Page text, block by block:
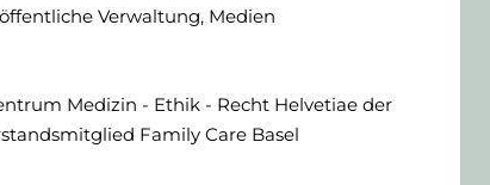
Verwaltung, Medien
Medizin - Ethik - Recht Helvetiae der
Family Care Basel